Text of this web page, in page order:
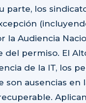
parte, los
la Audiencia
permiso. El
de la IT, los
son ausencias en